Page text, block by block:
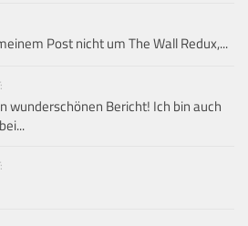
Post nicht um The Wall Redux,...
wunderschönen Bericht! Ich bin auch